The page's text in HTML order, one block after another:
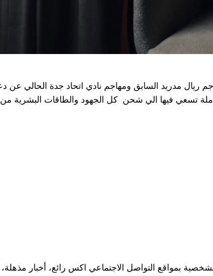
ريال مدريد السابق ومهاجم نادي اتحاد جدة الحالي عن
تسعي فيها الي شحن كل الجهود والطاقات البشرية من
بمواقع التواصل الاجتماعي اكس رائع، أخبار